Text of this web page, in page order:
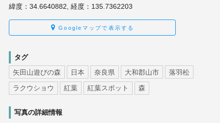
緯度：34.6640882, 経度：135.7362203
Googleマップで表示する
タグ
矢田山遊びの森
日本 奈良県 大和郡山市 落羽松
ラクウショウ 紅葉 紅葉スポット 森
写真の詳細情報